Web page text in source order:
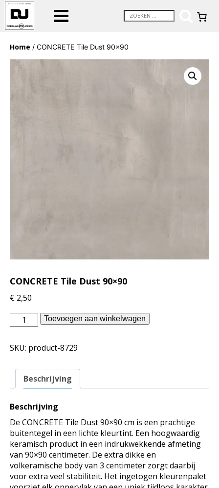
Home / CONCRETE Tile Dust 90×90
CONCRETE Tile Dust 90×90
€ 2,50
Piet
Boon
-
Tile
Dust
aantal
Toevoegen aan winkelwagen
SKU: product-8729
Beschrijving
Beschrijving
De CONCRETE Tile Dust 90×90 cm is een prachtige
buitentegel in een lichte kleurtint. Een hoogwaardig
keramisch product in een indrukwekkende afmeting
van 90×90 centimeter. De extra dikke en
volkeramische body van 3 centimeter zorgt daarbij
voor extra veel stabiliteit. Het ingetogen kleurenpalet